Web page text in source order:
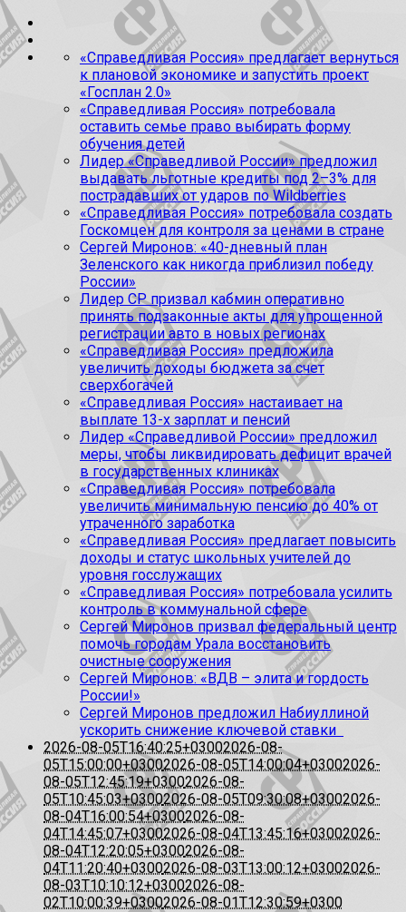
«Справедливая Россия» предлагает вернуться
к плановой экономике и запустить проект
«Госплан 2.0»
«Справедливая Россия» потребовала
оставить семье право выбирать форму
обучения детей
Лидер «Справедливой России» предложил
выдавать льготные кредиты под 2–3% для
пострадавших от ударов по Wildberries
«Справедливая Россия» потребовала создать
Госкомцен для контроля за ценами в стране
Сергей Миронов: «40-дневный план
Зеленского как никогда приблизил победу
России»
Лидер СР призвал кабмин оперативно
принять подзаконные акты для упрощенной
регистрации авто в новых регионах
«Справедливая Россия» предложила
увеличить доходы бюджета за счет
сверхбогачей
«Справедливая Россия» настаивает на
выплате 13-х зарплат и пенсий
Лидер «Справедливой России» предложил
меры, чтобы ликвидировать дефицит врачей
в государственных клиниках
«Справедливая Россия» потребовала
увеличить минимальную пенсию до 40% от
утраченного заработка
«Справедливая Россия» предлагает повысить
доходы и статус школьных учителей до
уровня госслужащих
«Справедливая Россия» потребовала усилить
контроль в коммунальной сфере
Сергей Миронов призвал федеральный центр
помочь городам Урала восстановить
очистные сооружения
Сергей Миронов: «ВДВ – элита и гордость
России!»
Сергей Миронов предложил Набиуллиной
ускорить снижение ключевой ставки
2026-08-05T16:40:25+03002026-08-
05T15:00:00+03002026-08-05T14:00:04+03002026-
08-05T12:45:19+03002026-08-
05T10:45:03+03002026-08-05T09:30:08+03002026-
08-04T16:00:54+03002026-08-
04T14:45:07+03002026-08-04T13:45:16+03002026-
08-04T12:20:05+03002026-08-
04T11:20:40+03002026-08-03T13:00:12+03002026-
08-03T10:10:12+03002026-08-
02T10:00:39+03002026-08-01T12:30:59+0300